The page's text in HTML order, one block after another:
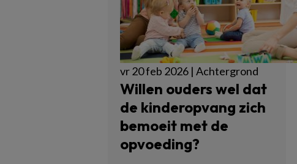
vr 20 feb 2026 | Achtergrond
Willen ouders wel dat
de kinderopvang zich
bemoeit met de
opvoeding?